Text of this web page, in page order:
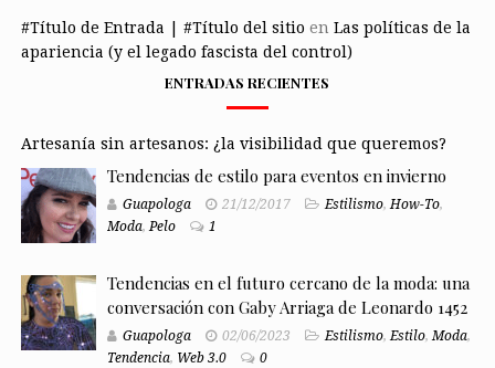
#Título de Entrada | #Título del sitio en Las políticas de la
apariencia (y el legado fascista del control)
ENTRADAS RECIENTES
Artesanía sin artesanos: ¿la visibilidad que queremos?
Tendencias de estilo para eventos en invierno
Guapologa 21/12/2017 Estilismo,How-To,
Moda,Pelo 1
Tendencias en el futuro cercano de la moda: una
conversación con Gaby Arriaga de Leonardo 1452
Guapologa 02/06/2023 Estilismo,Estilo,Moda,
Tendencia, Web 3.0 0